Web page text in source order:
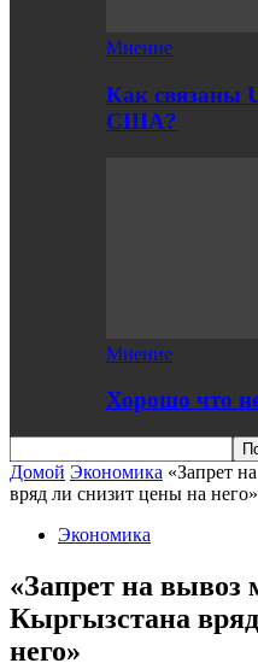
Мнение
Как связаны
США?
Мнение
Хорошо что
Домой Экономика «Запрет
вряд ли снизит цены на него»
Экономика
«Запрет на вывоз
Кыргызстана
него»